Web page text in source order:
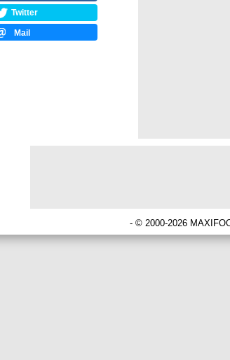
Twitter
Mail
- © 2000-2026